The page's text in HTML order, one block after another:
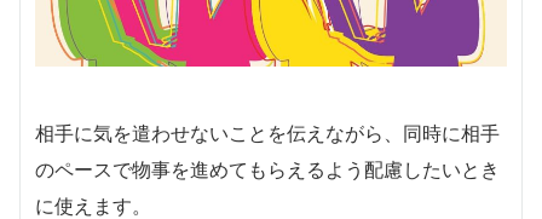
相手に気を遣わせないことを伝えながら、同時に相手
のペースで物事を進めてもらえるよう配慮したいとき
に使えます。